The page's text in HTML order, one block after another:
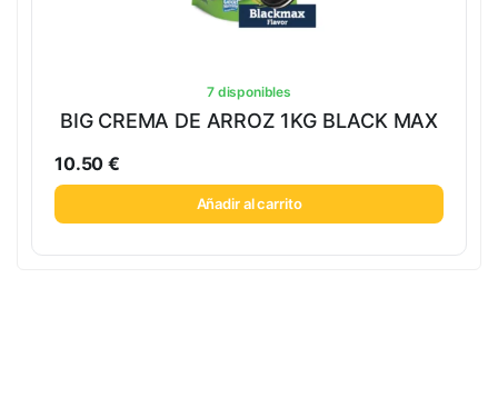
7 disponibles
BIG CREMA DE ARROZ 1KG BLACK MAX
10.50€
Añadir al carrito